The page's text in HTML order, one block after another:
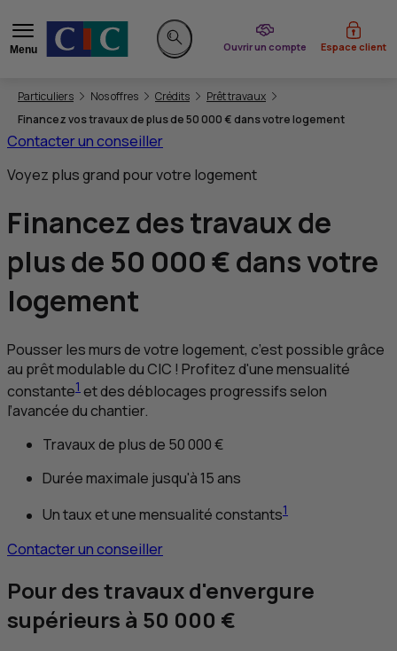
Menu
Rechercher sur le site
Ouvrir un compte
du CIC Espace client
Vous êtes ici:
Particuliers Nos offres Crédits
Prêt travaux
Financez vos travaux de plus de 50 000 € dans votre logement
Contacter un conseiller
Voyez plus grand pour votre logement
Financez destravaux de
plus de 50 000 €dans votre
logement
Pousser les murs de votre logement, c’est possible grâce
au prêt modulable duCIC ! Profitez d'une mensualité
constante1 et des déblocages progressifs selon
l’avancée du chantier.
Travaux de plus de 50 000 €
Durée maximale jusqu'à 15 ans
Un taux et une mensualité constants1
Contacter un conseiller
Pour des travaux d'envergure
supérieurs à 50 000 €